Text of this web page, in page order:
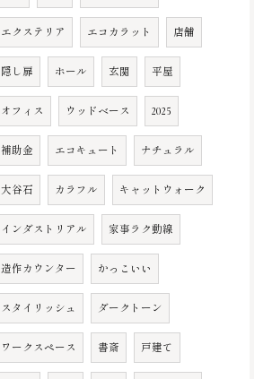
エクステリア エコカラット 店舗
隠し扉 ホール 玄関 平屋
オフィス ウッドベース 2025
補助金 エコキュート ナチュラル
大谷石 カラフル キャットウォーク
インダストリアル 家事ラク動線
造作カウンター かっこいい
スタイリッシュ ダークトーン
ワークスペース 書斎 戸建て